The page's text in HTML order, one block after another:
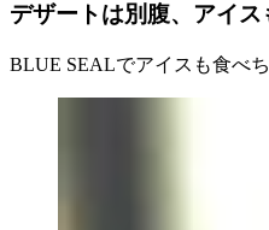
デザートは別腹、アイス
BLUE SEALでアイスも食べち